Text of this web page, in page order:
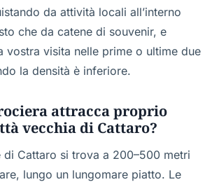
da attività locali all’interno
che da catene di souvenir, e
vostra visita nelle prime o ultime due
la densità è inferiore.
attracca proprio
vecchia di Cattaro?
Cattaro si trova a 200–500 metri
lungo un lungomare piatto. Le